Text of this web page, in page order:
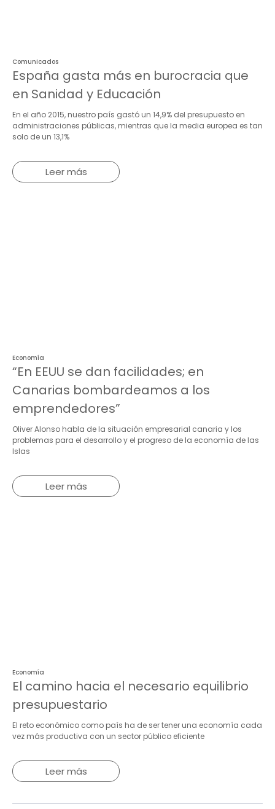
Comunicados
España gasta más en burocracia que
en Sanidad y Educación
En el año 2015, nuestro país gastó un 14,9% del presupuesto en
administraciones públicas, mientras que la media europea es tan
solo de un 13,1%
Leer más
Economía
“En EEUU se dan facilidades; en
Canarias bombardeamos a los
emprendedores”
Oliver Alonso habla de la situación empresarial canaria y los
problemas para el desarrollo y el progreso de la economía de las
Islas
Leer más
Economía
El camino hacia el necesario equilibrio
presupuestario
El reto económico como país ha de ser tener una economía cada
vez más productiva con un sector público eficiente
Leer más